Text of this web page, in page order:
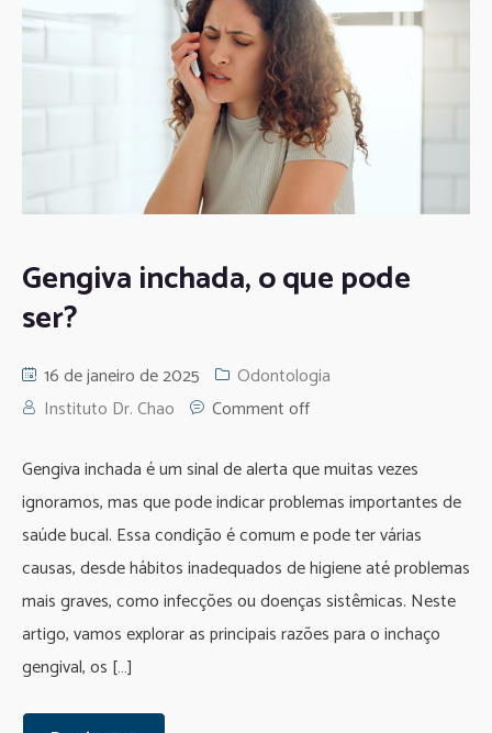
Gengiva inchada, o que pode
ser?
16 de janeiro de 2025
Odontologia
Instituto Dr. Chao
Comment off
Gengiva inchada é um sinal de alerta que muitas vezes
ignoramos, mas que pode indicar problemas importantes de
saúde bucal. Essa condição é comum e pode ter várias
causas, desde hábitos inadequados de higiene até problemas
mais graves, como infecções ou doenças sistêmicas. Neste
artigo, vamos explorar as principais razões para o inchaço
gengival, os […]